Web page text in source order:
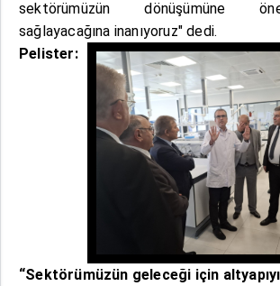
sektörümüzün dönüşümüne
sağlayacağına inanıyoruz" dedi.
Pelister:
“Sektörümüzün geleceği için